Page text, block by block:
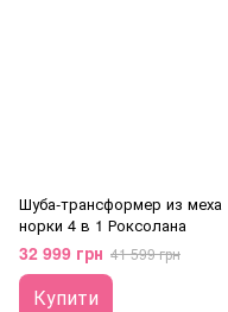
Шуба-трансформер из меха
норки 4 в 1 Роксолана
32 999 грн 41 599 грн
Купити